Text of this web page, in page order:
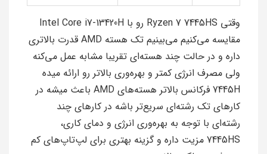
وقتی Ryzen 7 7445HS رو با Intel Core i7-13420H
مقایسه می‌کنیم می‌بینیم تک هسته AMD قدرت بالاتری
داره و در حالت چند هسته‌ای تقریبا مشابه عمل می‌کنه
ولی مصرف انرژی کمتر و بهره‌وری بالاتر رو ارائه میده
7445H فرکانس بالاتر هسته‌های AMD باعث میشه در
کارهای تک رشته‌ای سریع‌تر باشه در کارهای چند
رشته‌ای با توجه به بهره‌وری انرژی و دمای کاری،
7445HS مزیت داره و گزینه بهتری برای لپ‌تاپ‌های کم